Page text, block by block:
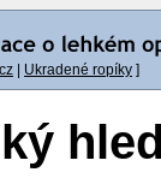
Ukradené ropíky ]